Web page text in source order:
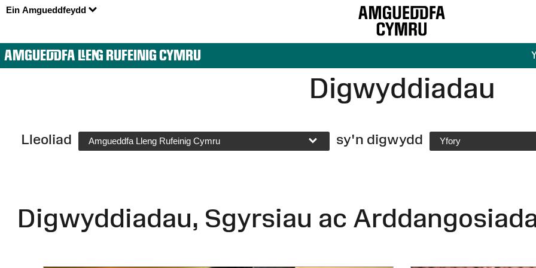
Ein Amgueddfeydd
AMGUEDDFA LLENG RUFEINIG CYMRU
Digwyddiadau
Lleoliad Amgueddfa Lleng Rufeinig Cymru sy'n digwydd Yfory
Digwyddiadau, Sgyrsiau ac